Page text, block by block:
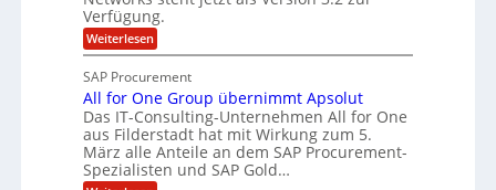
h
e
f
b
e
i
I
F
S
S
p
e
z
i
a
l
i
s
A
p
p
n
e
n
n
Verfügung.
Weiterlesen:
O
-
S
e
c
u
r
i
SAP Procurement
All for One Group übernimmt Apsolut
Das IT-Consulting-Unternehmen All for One
aus Filderstadt hat mit Wirkung zum 5.
März alle Anteile an dem SAP Procurement-
Spezialisten und SAP Gold…